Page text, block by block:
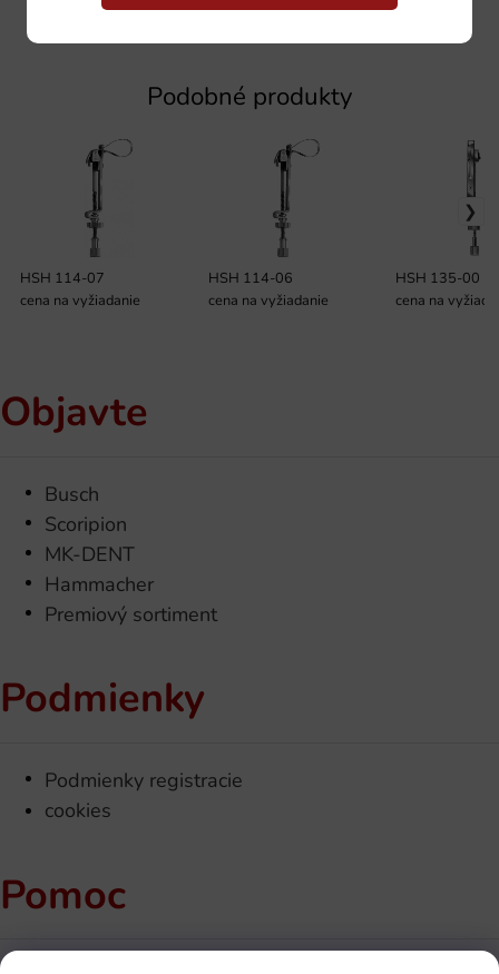
Podobné produkty
HSH 114-07
cena na vyžiadanie
HSH 114-06
cena na vyžiadanie
HSH 135-00
cena na
Objavte
Busch
Scoripion
MK-DENT
Hammacher
Premiový sortiment
Podmienky
Podmienky registracie
cookies
Pomoc